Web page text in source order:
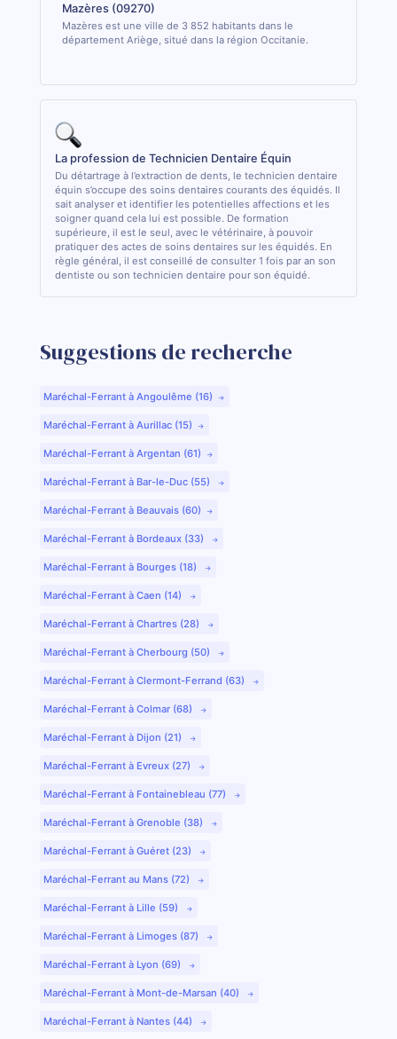
Mazères (09270)
Mazères est une ville de 3 852 habitants dans le
département Ariège, situé dans la région Occitanie.
La profession de Technicien Dentaire Équin
Du détartrage à l’extraction de dents, le technicien dentaire
équin s’occupe des soins dentaires courants des équidés. Il
sait analyser et identifier les potentielles affections et les
soigner quand cela lui est possible. De formation
supérieure, il est le seul, avec le vétérinaire, à pouvoir
pratiquer des actes de soins dentaires sur les équidés. En
règle général, il est conseillé de consulter 1 fois par an son
dentiste ou son technicien dentaire pour son équidé.
Suggestions de recherche
Maréchal-Ferrant à Angoulême (16)
Maréchal-Ferrant à Aurillac (15)
Maréchal-Ferrant à Argentan (61)
Maréchal-Ferrant à Bar-le-Duc (55)
Maréchal-Ferrant à Beauvais (60)
Maréchal-Ferrant à Bordeaux (33)
Maréchal-Ferrant à Bourges (18)
Maréchal-Ferrant à Caen (14)
Maréchal-Ferrant à Chartres (28)
Maréchal-Ferrant à Cherbourg (50)
Maréchal-Ferrant à Clermont-Ferrand (63)
Maréchal-Ferrant à Colmar (68)
Maréchal-Ferrant à Dijon (21)
Maréchal-Ferrant à Evreux (27)
Maréchal-Ferrant à Fontainebleau (77)
Maréchal-Ferrant à Grenoble (38)
Maréchal-Ferrant à Guéret (23)
Maréchal-Ferrant au Mans (72)
Maréchal-Ferrant à Lille (59)
Maréchal-Ferrant à Limoges (87)
Maréchal-Ferrant à Lyon (69)
Maréchal-Ferrant à Mont-de-Marsan (40)
Maréchal-Ferrant à Nantes (44)